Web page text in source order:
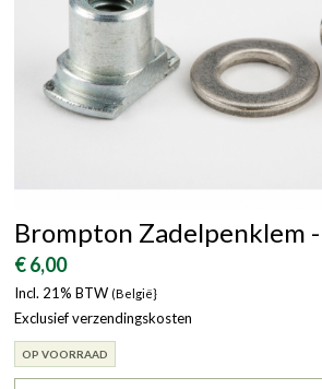
Brompton Zadelpenklem
€ 6,00
Incl. 21% BTW (België}
Exclusief verzendingskosten
OP VOORRAAD